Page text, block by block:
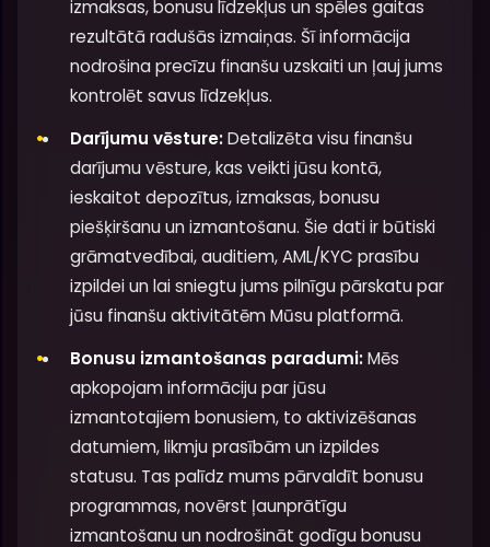
izmaksas, bonusu līdzekļus un spēles gaitas
rezultātā radušās izmaiņas. Šī informācija
nodrošina precīzu finanšu uzskaiti un ļauj jums
kontrolēt savus līdzekļus.
Darījumu vēsture:Detalizēta visu finanšu
darījumu vēsture, kas veikti jūsu kontā,
ieskaitot depozītus, izmaksas, bonusu
piešķiršanu un izmantošanu. Šie dati ir būtiski
grāmatvedībai, auditiem, AML/KYC prasību
izpildei un lai sniegtu jums pilnīgu pārskatu par
jūsu finanšu aktivitātēm Mūsu platformā.
Bonusu izmantošanas paradumi:Mēs
apkopojam informāciju par jūsu
izmantotajiem bonusiem, to aktivizēšanas
datumiem, likmju prasībām un izpildes
statusu. Tas palīdz mums pārvaldīt bonusu
programmas, novērst ļaunprātīgu
izmantošanu un nodrošināt godīgu bonusu